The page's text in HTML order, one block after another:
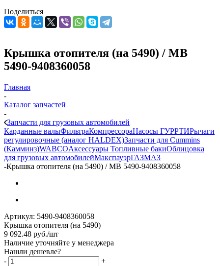
Поделиться
Крышка отопителя (на 5490) / МВ
5490-9408360058
Главная
-
Каталог запчастей
-
Запчасти для грузовых автомобилей
Карданные валыФильтраКомпрессораНасосы ГУРРТИРычаги
регулировочные (аналог HALDEX)Запчасти для Cummins
(Камминз)WABCOАксессуары Топливные бакиОблицовка
для грузовых автомобилейМакспауэрГАЗМАЗ
-Крышка отопителя (на 5490) / МВ 5490-9408360058
Артикул: 5490-9408360058
Крышка отопителя (на 5490)
9 092.48 руб./шт
Наличие уточняйте у менеджера
Нашли дешевле?
-
+